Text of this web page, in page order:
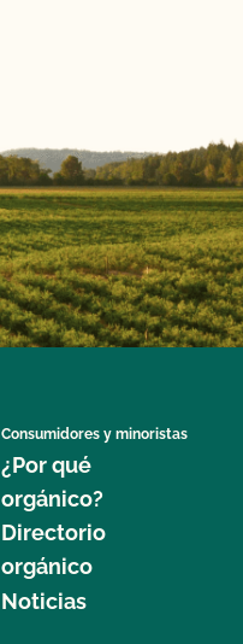
Consumidores y minoristas
¿Por qué
orgánico?
Directorio
orgánico
Noticias